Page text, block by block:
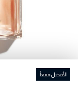
الأفضل مبيعاً